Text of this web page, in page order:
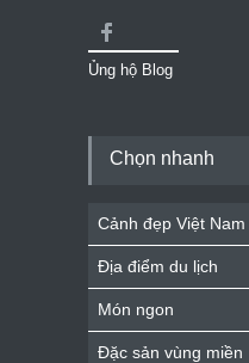
Ủng hộ Blog
Chọn nhanh
Cảnh đẹp Việt Nam
Địa điểm du lịch
Món ngon
Đặc sản vùng miền